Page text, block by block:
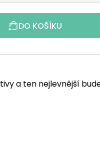
DO KOŠÍKU
a ten nejlevnější